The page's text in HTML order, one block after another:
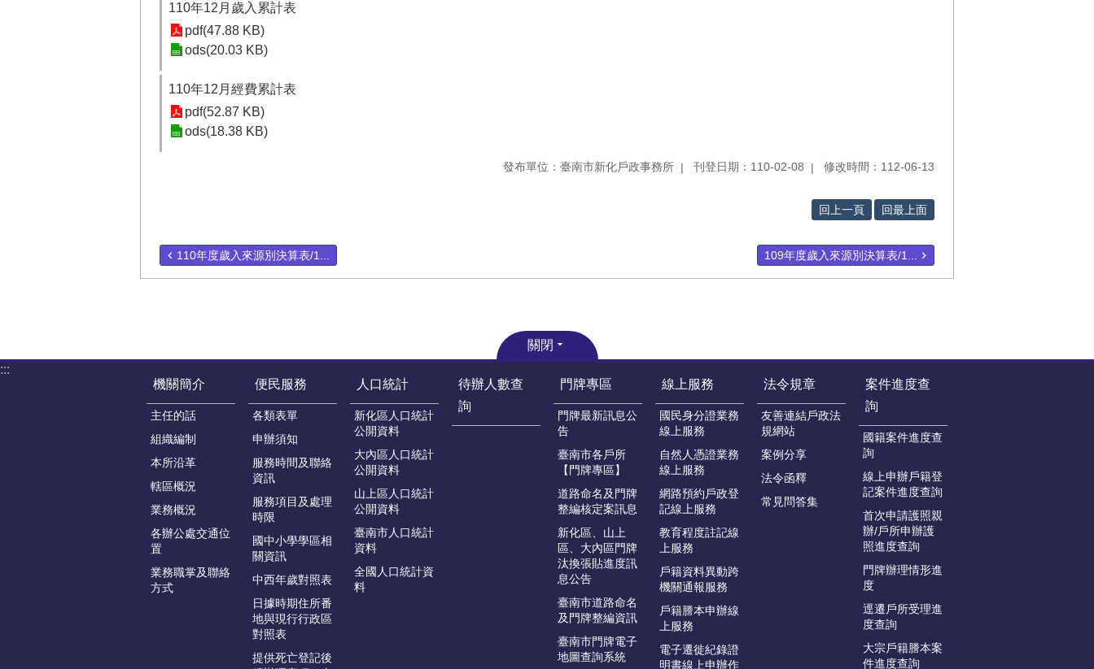
110年12月歲入累計表
pdf(47.88 KB)
ods(20.03 KB)
110年12月經費累計表
pdf(52.87 KB)
ods(18.38 KB)
發布單位：臺南市新化戶政事務所 刊登日期：110-02-08 修改時間：112-06-13
回上一頁 回最上面
110年度歲入來源別決算表/1... 109年度歲入來源別決算表/1...
關閉
:::
機關簡介
主任的話
組織編制
本所沿革
轄區概況
業務概況
各辦公處交通位
置
業務職掌及聯絡
方式
便民服務
各類表單
申辦須知
服務時間及聯絡
資訊
服務項目及處理
時限
國中小學學區相
關資訊
中西年歲對照表
日據時期住所番
地與現行行政區
對照表
提供死亡登記後
人口統計
新化區人口統計
公開資料
大內區人口統計
公開資料
山上區人口統計
公開資料
臺南市人口統計
資料
全國人口統計資
料
待辦人數查
詢
門牌專區
門牌最新訊息公
告
臺南市各戶所
【門牌專區】
道路命名及門牌
整編核定案訊息
新化區、山上
區、大內區門牌
汰換張貼進度訊
息公告
臺南市道路命名
及門牌整編資訊
臺南市門牌電子
地圖查詢系統
線上服務
國民身分證業務
線上服務
自然人憑證業務
線上服務
網路預約戶政登
記線上服務
教育程度註記線
上服務
戶籍資料異動跨
機關通報服務
戶籍謄本申辦線
上服務
電子遷徙紀錄證
明書線上申辦作
法令規章
友善連結戶政法
規網站
案例分享
法令函釋
常見問答集
案件進度查
詢
國籍案件進度查
詢
線上申辦戶籍登
記案件進度查詢
首次申請護照親
辦/戶所申辦護
照進度查詢
門牌辦理情形進
度
逕遷戶所受理進
度查詢
大宗戶籍謄本案
件進度查詢